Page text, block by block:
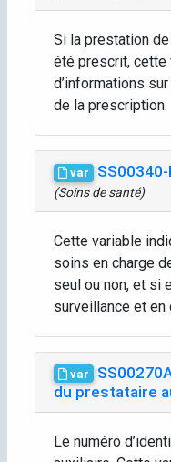
Si la prestation
été prescrit, cette
d’informations
de la prescription.
var
(Soins de santé)
Cette variable
soins en charge
seul ou non, et si
surveillance et en
var
du prestataire
Le numéro